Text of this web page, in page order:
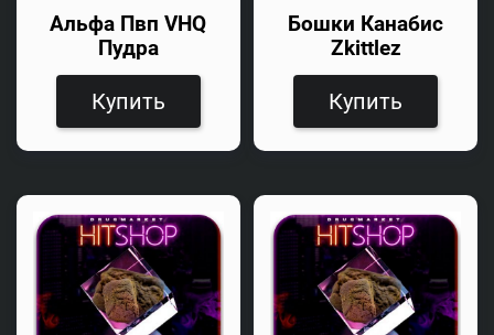
Альфа Пвп VHQ
Пудра
Купить
Бошки Канабис
Zkittlez
Купить